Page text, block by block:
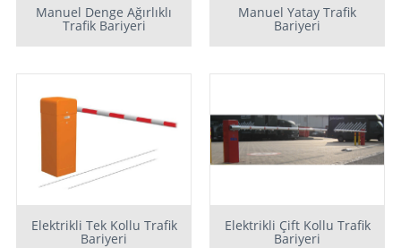
Manuel Denge Ağırlıklı
Trafik Bariyeri
Manuel Yatay Trafik
Bariyeri
Elektrikli Tek Kollu Trafik
Bariyeri
Elektrikli Çift Kollu Trafik
Bariyeri